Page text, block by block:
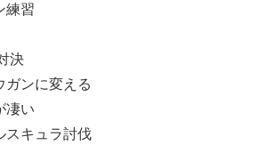
練習
決
ガンに変える
凄い
スキュラ討伐